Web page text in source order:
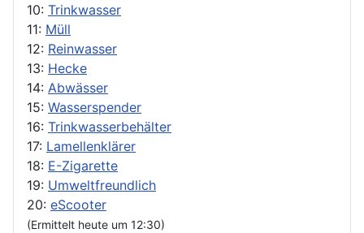
10: Trinkwasser
11: Müll
12: Reinwasser
13: Hecke
14: Abwässer
15: Wasserspender
16: Trinkwasserbehälter
17: Lamellenklärer
18: E-Zigarette
19: Umweltfreundlich
20: eScooter
(Ermittelt heute um 12:30)